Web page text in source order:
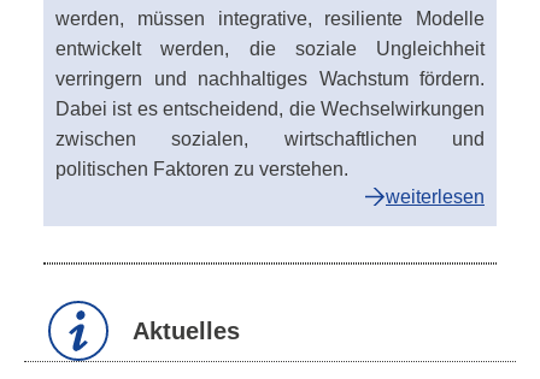
werden, müssen integrative, resiliente Modelle
entwickelt werden, die soziale Ungleichheit
verringern und nachhaltiges Wachstum fördern.
Dabei ist es entscheidend, die Wechselwirkungen
zwischen sozialen, wirtschaftlichen und
politischen Faktoren zu verstehen.
weiterlesen
Aktuelles